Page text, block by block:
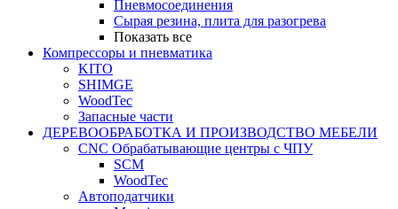
Пневмосоединения
Сырая резина, плита для разогрева
Показать все
Компрессоры и пневматика
KITO
SHIMGE
WoodTec
Запасные части
ДЕРЕВООБРАБОТКА И ПРОИЗВОДСТВО МЕБЕЛИ
CNC Обрабатывающие центры с ЧПУ
SCM
WoodTec
Автоподатчики